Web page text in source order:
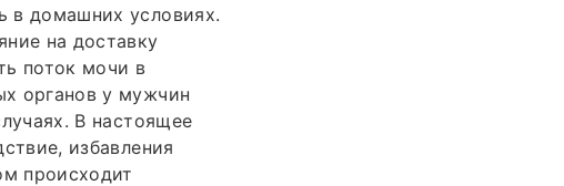
в домашних условиях.
на доставку
поток мочи в
органов у мужчин
В настоящее
избавления
происходит